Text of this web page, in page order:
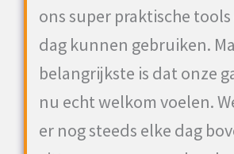
ons super praktische
dag kunnen gebruiken.
belangrijkste is dat onze
nu echt welkom voelen.
er nog steeds elke dag